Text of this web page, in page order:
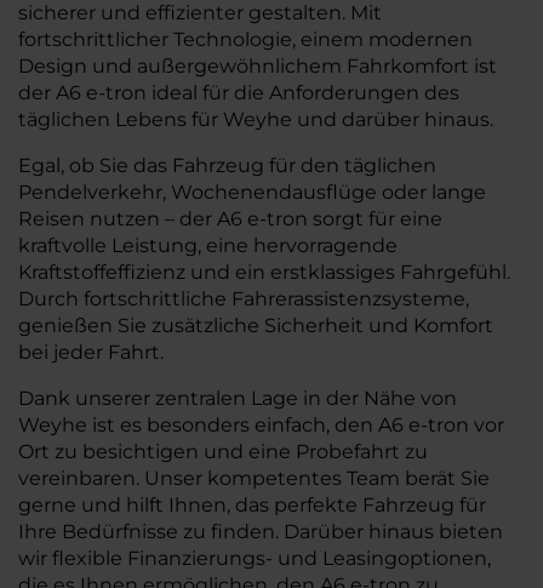
sicherer und effizienter gestalten. Mit
fortschrittlicher Technologie, einem modernen
Design und außergewöhnlichem Fahrkomfort ist
der A6 e-tron ideal für die Anforderungen des
täglichen Lebens für Weyhe und darüber hinaus.
Egal, ob Sie das Fahrzeug für den täglichen
Pendelverkehr, Wochenendausflüge oder lange
Reisen nutzen – der A6 e-tron sorgt für eine
kraftvolle Leistung, eine hervorragende
Kraftstoffeffizienz und ein erstklassiges Fahrgefühl.
Durch fortschrittliche Fahrerassistenzsysteme,
genießen Sie zusätzliche Sicherheit und Komfort
bei jeder Fahrt.
Dank unserer zentralen Lage in der Nähe von
Weyhe ist es besonders einfach, den A6 e-tron vor
Ort zu besichtigen und eine Probefahrt zu
vereinbaren. Unser kompetentes Team berät Sie
gerne und hilft Ihnen, das perfekte Fahrzeug für
Ihre Bedürfnisse zu finden. Darüber hinaus bieten
wir flexible Finanzierungs- und Leasingoptionen,